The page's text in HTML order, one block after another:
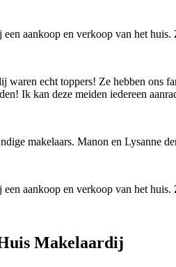
aankoop en verkoop van het
echt toppers! Ze hebben ons
Ik kan deze meiden iedereen
makelaars. Manon en Lysanne
aankoop en verkoop van het
Makelaardij